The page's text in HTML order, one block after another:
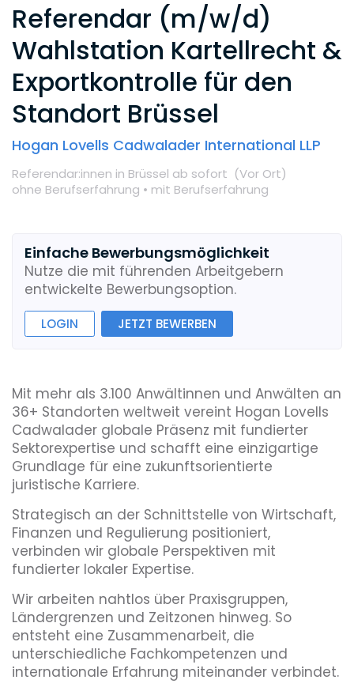
Referendar (m/w/d)
Wahlstation Kartellrecht &
Exportkontrolle für den
Standort Brüssel
Hogan Lovells Cadwalader International LLP
Referendar:innen in Brüssel ab sofort (Vor Ort)
ohne Berufserfahrung • mit Berufserfahrung
Einfache Bewerbungsmöglichkeit
Nutze die mit führenden Arbeitgebern
entwickelte Bewerbungsoption.
LOGIN JETZT BEWERBEN
Mit mehr als 3.100 Anwältinnen und Anwälten an
36+ Standorten weltweit vereint Hogan Lovells
Cadwalader globale Präsenz mit fundierter
Sektorexpertise und schafft eine einzigartige
Grundlage für eine zukunftsorientierte
juristische Karriere.
Strategisch an der Schnittstelle von Wirtschaft,
Finanzen und Regulierung positioniert,
verbinden wir globale Perspektiven mit
fundierter lokaler Expertise.
Wir arbeiten nahtlos über Praxisgruppen,
Ländergrenzen und Zeitzonen hinweg. So
entsteht eine Zusammenarbeit, die
unterschiedliche Fachkompetenzen und
internationale Erfahrung miteinander verbindet.